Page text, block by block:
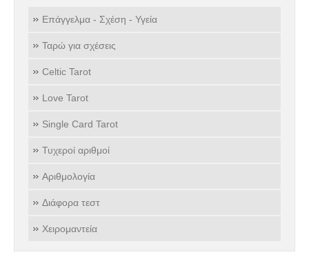
Επάγγελμα - Σχέση - Υγεία
Ταρώ για σχέσεις
Celtic Tarot
Love Tarot
Single Card Tarot
Τυχεροί αριθμοί
Αριθμολογία
Διάφορα τεστ
Χειρομαντεία